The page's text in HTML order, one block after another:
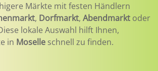
Märkte mit festen Händlern
, Dorfmarkt, Abendmarkt oder
lokale Auswahl hilft Ihnen,
in Moselle schnell zu finden.